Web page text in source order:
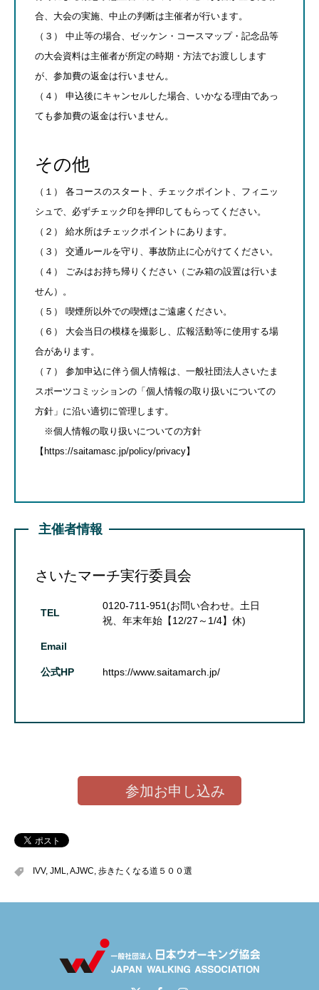
合、大会の実施、中止の判断は主催者が行います。
（３） 中止等の場合、ゼッケン・コースマップ・記念品等
の大会資料は主催者が所定の時期・方法でお渡しします
が、参加費の返金は行いません。
（４） 申込後にキャンセルした場合、いかなる理由であっ
ても参加費の返金は行いません。
その他
（１） 各コースのスタート、チェックポイント、フィニッ
シュで、必ずチェック印を押印してもらってください。
（２） 給水所はチェックポイントにあります。
（３） 交通ルールを守り、事故防止に心がけてください。
（４） ごみはお持ち帰りください（ごみ箱の設置は行いま
せん）。
（５） 喫煙所以外での喫煙はご遠慮ください。
（６） 大会当日の模様を撮影し、広報活動等に使用する場
合があります。
（７） 参加申込に伴う個人情報は、一般社団法人さいたま
スポーツコミッションの「個人情報の取り扱いについての
方針」に沿い適切に管理します。
※個人情報の取り扱いについての方針
【https://saitamasc.jp/policy/privacy】
主催者情報
さいたマーチ実行委員会
TEL
0120-711-951(お問い合わせ。土日
祝、年末年始【12/27～1/4】休)
Email
公式HP https://www.saitamarch.jp/
参加お申し込み
IVV, JML AJWC 歩きたくなる道５００選